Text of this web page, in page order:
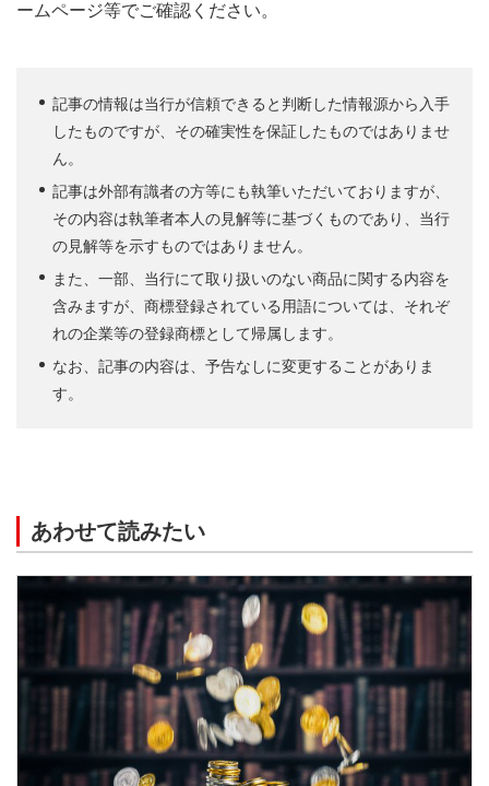
ームページ等でご確認ください。
記事の情報は当行が信頼できると判断した情報源から入手
したものですが、その確実性を保証したものではありませ
ん。
記事は外部有識者の方等にも執筆いただいておりますが、
その内容は執筆者本人の見解等に基づくものであり、当行
の見解等を示すものではありません。
また、一部、当行にて取り扱いのない商品に関する内容を
含みますが、商標登録されている用語については、それぞ
れの企業等の登録商標として帰属します。
なお、記事の内容は、予告なしに変更することがありま
す。
あわせて読みたい